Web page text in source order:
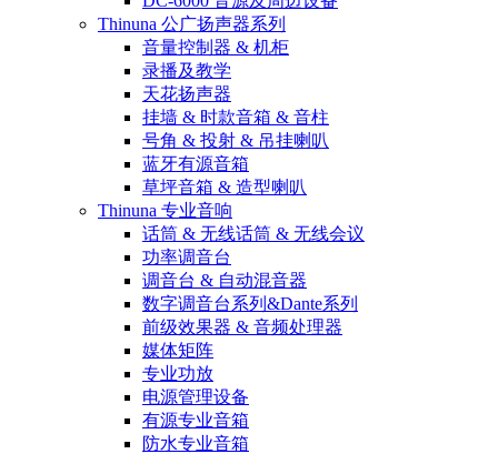
Thinuna 公广扬声器系列
音量控制器 & 机柜
录播及教学
天花扬声器
挂墙 & 时款音箱 & 音柱
号角 & 投射 & 吊挂喇叭
蓝牙有源音箱
草坪音箱 & 造型喇叭
Thinuna 专业音响
话筒 & 无线话筒 & 无线会议
功率调音台
调音台 & 自动混音器
数字调音台系列&Dante系列
前级效果器 & 音频处理器
媒体矩阵
专业功放
电源管理设备
有源专业音箱
防水专业音箱